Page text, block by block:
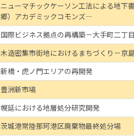
ニューマチックケーソン工法による地
郷）アカデミックコモンズ―
国際ビジネス拠点の再構築－大手町二丁
木造密集市街地におけるまちづくり－京
新橋・虎ノ門エリアの再開発
豊洲新市場
幌延における地層処分研究開発
茨城港常陸那珂港区廃棄物最終処分場